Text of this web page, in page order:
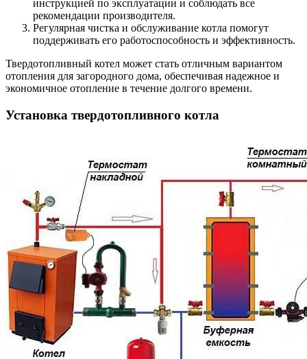
инструкцией по эксплуатации и соблюдать все
рекомендации производителя.
Регулярная чистка и обслуживание котла помогут
поддерживать его работоспособность и эффективность.
Твердотопливный котел может стать отличным вариантом
отопления для загородного дома, обеспечивая надежное и
экономичное отопление в течение долгого времени.
Установка твердотопливного котла